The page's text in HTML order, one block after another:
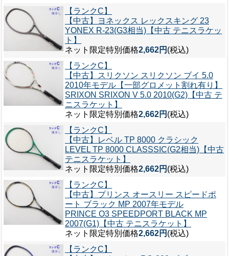
【ランクC】
【中古】ヨネックス レックスキング 23
YONEX R-23(G3相当)【中古 テニスラケッ
ト】
ネット限定特別価格2,662円 (税込)
【ランクC】
【中古】スリクソン スリクソン ブイ 5.0
2010年モデル【一部グロメット割れ有り】
SRIXON SRIXON V 5.0 2010(G2)【中古 テ
ニスラケット】
ネット限定特別価格2,662円 (税込)
【ランクC】
【中古】レベル TP 8000 クラシック
LEVEL TP 8000 CLASSSIC(G2相当)【中古
テニスラケット】
ネット限定特別価格2,662円 (税込)
【ランクC】
【中古】プリンス オースリー スピードポ
ート ブラック MP 2007年モデル
PRINCE O3 SPEEDPORT BLACK MP
2007(G1)【中古 テニスラケット】
ネット限定特別価格2,662円 (税込)
【ランクC】